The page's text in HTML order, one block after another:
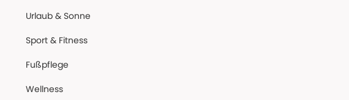
Urlaub & Sonne
Sport & Fitness
Fußpflege
Wellness